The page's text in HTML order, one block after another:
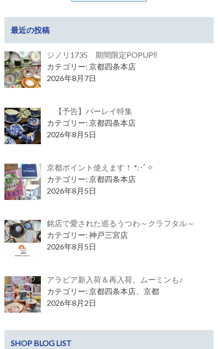
最近の投稿
ジノリ1735 期間限定POPUP‼
カテゴリー: 京都四条本店
2026年8月7日
【予告】バーレイ特集
カテゴリー: 京都四条本店
2026年8月5日
京都ポイント使えます！ *:･ﾟ✧
カテゴリー: 京都四条本店
2026年8月5日
銘店で愛された巡るうつわ～クラフタル～
カテゴリー: 神戸三宮店
2026年8月5日
アラビア新入荷＆再入荷、ムーミンも♪
カテゴリー: 京都四条本店、京都
2026年8月2日
SHOP BLOG LIST